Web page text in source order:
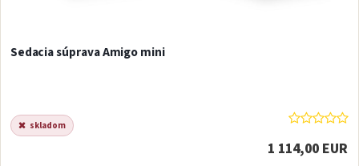
Sedacia súprava Amigo mini
1 114,00 EUR
skladom